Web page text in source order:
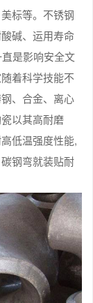
标等。不锈钢
碱、运用寿命
是影响安全文
着科学技能不
、合金、离心
以其高耐磨
低温强度性能,
钢弯就装贴耐